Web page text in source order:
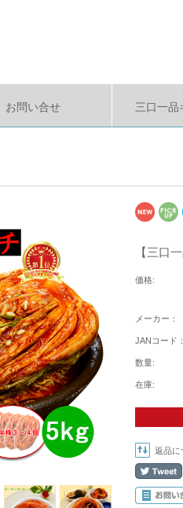
お問い合せ 三口一品
【三口
価格:
メーカー：
JANコード：
数量:
在庫:
返品に